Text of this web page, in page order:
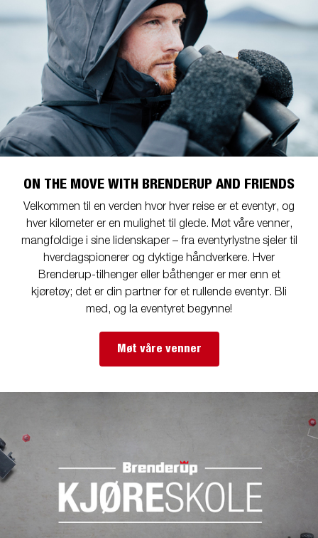
ON THE MOVE WITH BRENDERUP AND FRIENDS
Velkommen til en verden hvor hver reise er et eventyr, og
hver kilometer er en mulighet til glede. Møt våre venner,
mangfoldige i sine lidenskaper – fra eventyrlystne sjeler til
hverdagspionerer og dyktige håndverkere. Hver
Brenderup-tilhenger eller båthenger er mer enn et
kjøretøy; det er din partner for et rullende eventyr. Bli
med, og la eventyret begynne!
Møt våre venner